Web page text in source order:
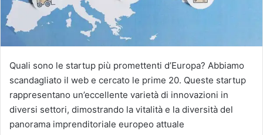
Quali sono le startup più promettenti d’Europa? Abbiamo
scandagliato il web e cercato le prime 20. Queste startup
rappresentano un’eccellente varietà di innovazioni in
diversi settori, dimostrando la vitalità e la diversità del
panorama imprenditoriale europeo attuale